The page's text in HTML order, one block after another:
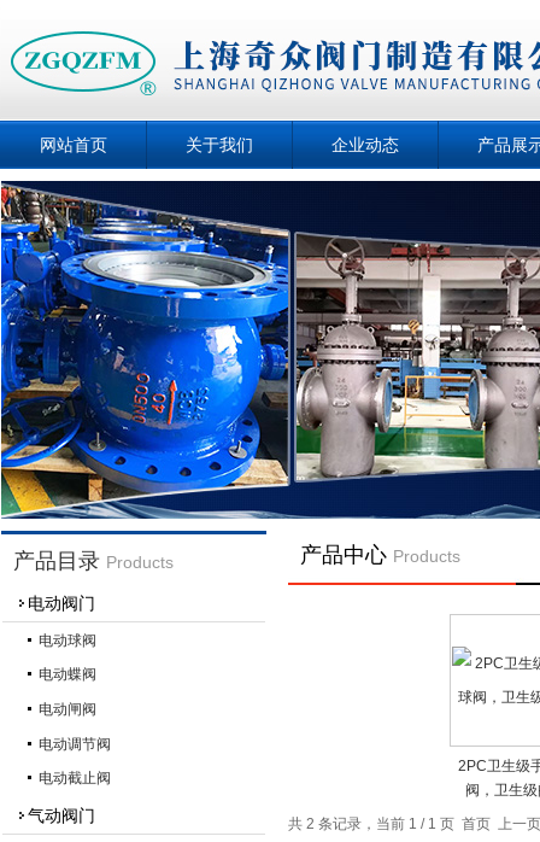
网站首页 关于我们 企业动态 产品展
产品目录 Products
电动阀门
电动球阀
电动蝶阀
电动闸阀
电动调节阀
电动截止阀
气动阀门
产品中心 Products
2PC卫生级
阀，卫生
共 2 条记录，当前 1 / 1 页 首页 上一